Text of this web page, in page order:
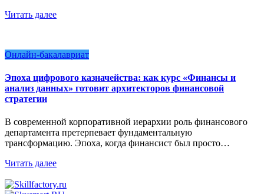
Читать далее
Онлайн-бакалавриат
Эпоха цифрового казначейства: как курс «Финансы и
анализ данных» готовит архитекторов финансовой
стратегии
В современной корпоративной иерархии роль финансового
департамента претерпевает фундаментальную
трансформацию. Эпоха, когда финансист был просто…
Читать далее